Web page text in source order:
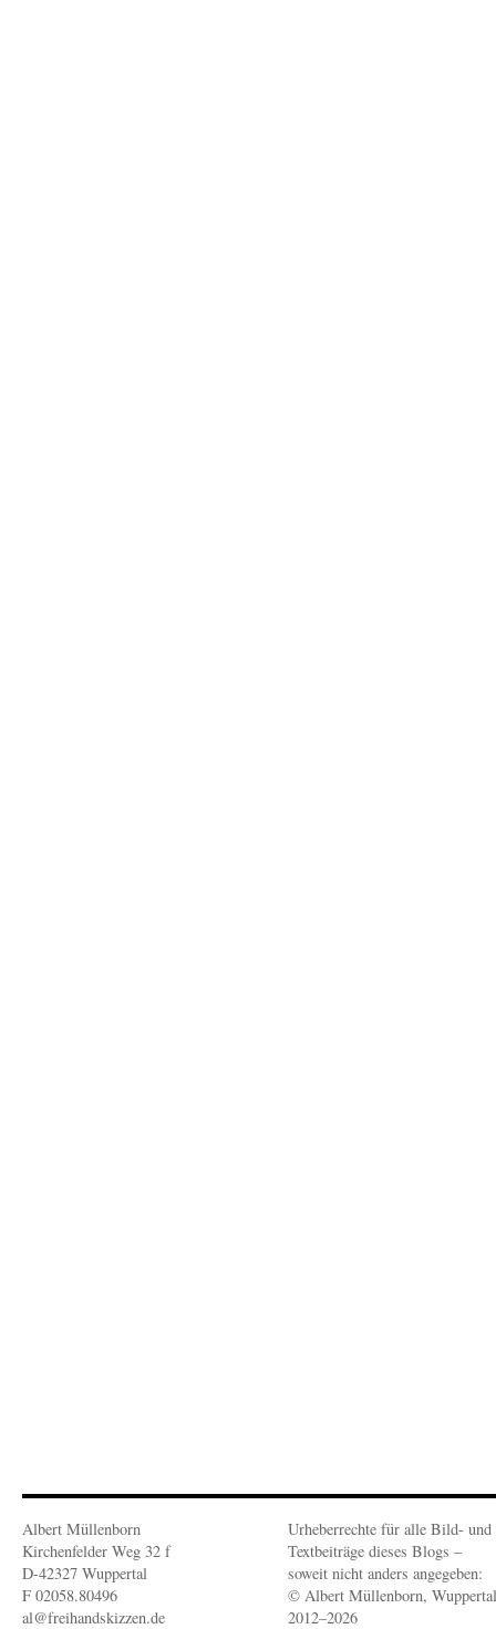
Albert Müllenborn
Kirchenfelder Weg 32 f
D-42327 Wuppertal
F 02058.80496
al@freihandskizzen.de
Urheberrechte für alle Bild- und
Textbeiträge dieses Blogs –
soweit nicht anders angegeben:
© Albert Müllenborn, Wuppertal
2012–2026